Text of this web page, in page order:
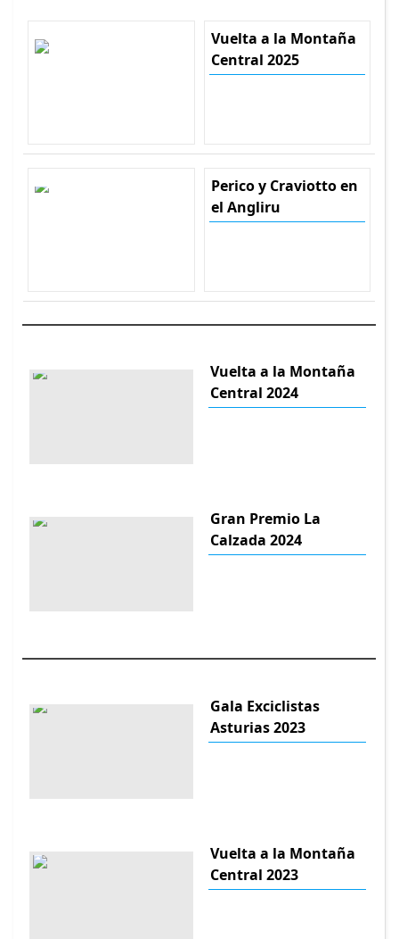
Vuelta a la Montaña
Central 2025
Perico y Craviotto en
el Angliru
Vuelta a la Montaña
Central 2024
Gran Premio La
Calzada 2024
Gala Exciclistas
Asturias 2023
Vuelta a la Montaña
Central 2023